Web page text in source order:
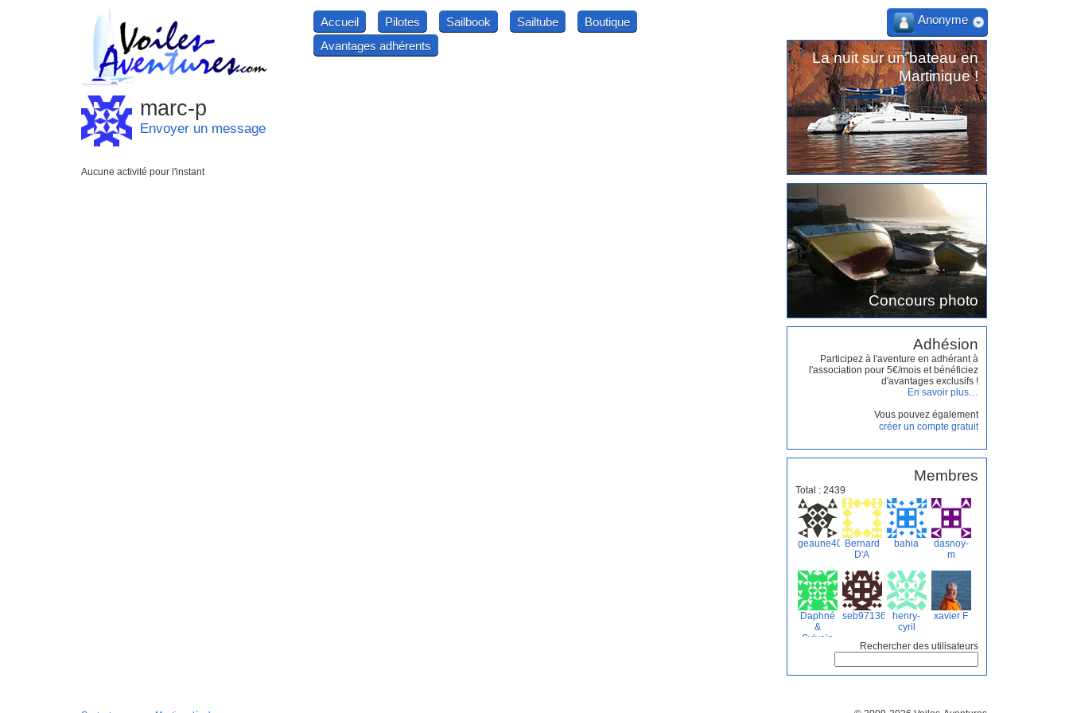
Accueil Pilotes Sailbook Sailtube
Boutique
Avantages adhérents
marc-p
Envoyer un message
Aucune activité pour l'instant
La nuit sur un bateau en
Martinique !
Concours photo
Adhésion
Participez à l'aventure en adhérant à
l'association pour 5€/mois et bénéficiez
d'avantages exclusifs !
En savoir plus…
Vous pouvez également
créer un compte gratuit
Membres
Total : 2439
geaune40 Bernard
D'A
bahia
dasnoy-
m
Daphné
&
Sylvain
seb97136
henry-
cyril
xavier F
Rechercher des utilisateurs
Anonyme